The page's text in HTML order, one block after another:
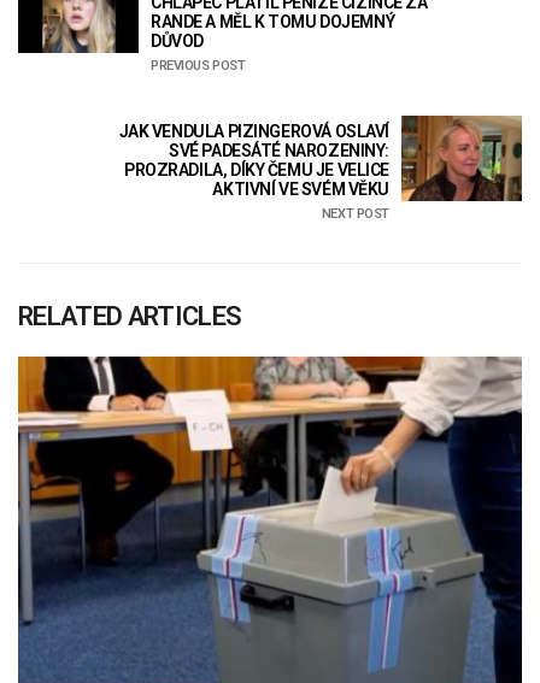
RANDE A MĚL K TOMU DOJEMNÝ
DŮVOD
PREVIOUS POST
JAK VENDULA PIZINGEROVÁ OSLAVÍ
SVÉ PADESÁTÉ NAROZENINY:
PROZRADILA, DÍKY ČEMU JE VELICE
AKTIVNÍ VE SVÉM VĚKU
NEXT POST
RELATED ARTICLES